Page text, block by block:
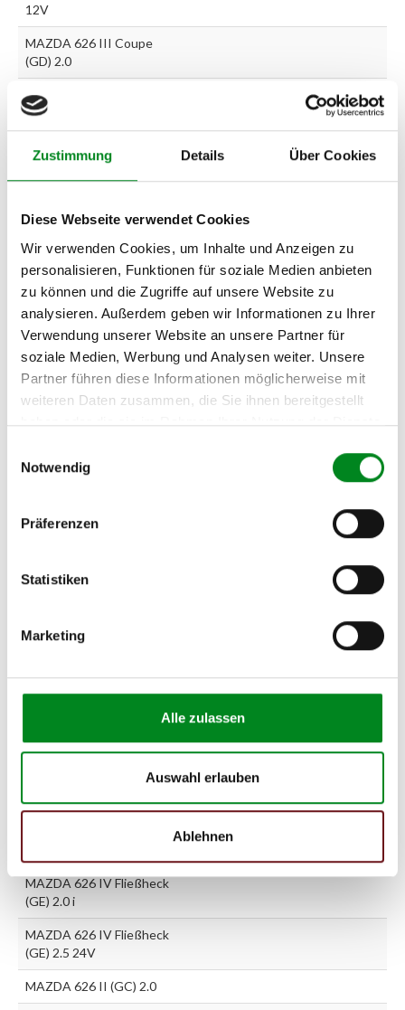
Zustimmung Details Über Cookies
Diese Webseite verwendet Cookies
Wir verwenden Cookies, um Inhalte und Anzeigen zu
personalisieren, Funktionen für soziale Medien anbieten
zu können und die Zugriffe auf unsere Website zu
analysieren. Außerdem geben wir Informationen zu Ihrer
Verwendung unserer Website an unsere Partner für
soziale Medien, Werbung und Analysen weiter. Unsere
Partner führen diese Informationen möglicherweise mit
weiteren Daten zusammen, die Sie ihnen bereitgestellt
haben oder die sie im Rahmen Ihrer Nutzung der Dienste
Notwendig
Präferenzen
Statistiken
Marketing
Alle zulassen
Auswahl erlauben
Ablehnen
12V
MAZDA 626 III Coupe
(GD) 2.0
MAZDA 626 III Coupe
(GD) 2.0 12V
(GD) 2.0 16V
(GD) 2.2 12V
MAZDA 626 III Fließheck
(GD) 2.0
MAZDA 626 III Fließheck
(GD) 2.0 12V
MAZDA 626 III Fließheck
(GD) 2.0 16V
MAZDA 626 III Fließheck
(GD) 2.0 D
(GD) 2.2 12V
(GV) 2.0
(GV) 2.0 D
(GV) 2.2 12V
MAZDA 626 IV (GE) 2.0 D
MAZDA 626 IV (GE) 2.0 i
MAZDA 626 IV Fließheck
MAZDA 626 IV Fließheck
(GE) 2.0 i
MAZDA 626 IV Fließheck
(GE) 2.5 24V
MAZDA 626 II (GC) 2.0